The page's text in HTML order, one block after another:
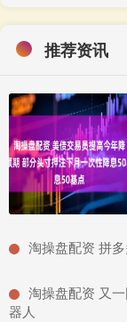
推荐资讯
淘操盘配资 拼
淘操盘配资 又
器人